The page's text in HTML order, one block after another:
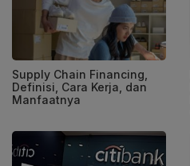
Supply Chain Financing,
Definisi, Cara Kerja, dan
Manfaatnya